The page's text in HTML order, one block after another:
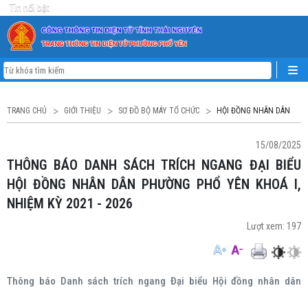
Tin nổi bật
TRANG CHỦ GIỚI THIỆU SƠ ĐỒ BỘ MÁY TỔ CHỨC HỘI ĐỒNG NHÂN DÂN
15/08/2025
THÔNG BÁO DANH SÁCH TRÍCH NGANG ĐẠI BIỂU
HỘI ĐỒNG NHÂN DÂN PHƯỜNG PHỔ YÊN KHOÁ I,
NHIỆM KỲ 2021 - 2026
Lượt xem: 197
Thông báo Danh sách trích ngang Đại biểu Hội đồng nhân dân